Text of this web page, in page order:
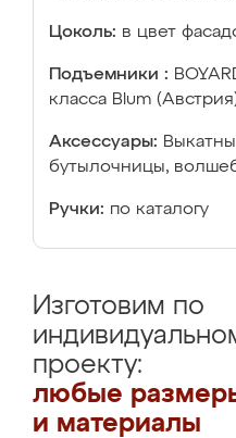
Цоколь: в цвет
Подъемники :
класса Blum
Аксессуары:
бутылочницы,
Ручки: по каталогу
Изготовим по
проекту:
любые
и материалы